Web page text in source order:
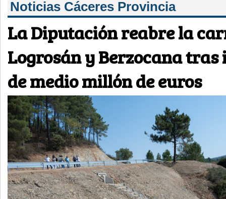
Noticias Cáceres Provincia
La Diputación reabre la
Logrosán y Berzocana
de medio millón de euros